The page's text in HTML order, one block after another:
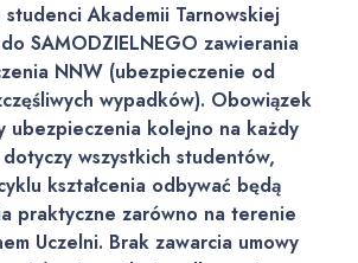
studenci Akademii Tarnowskiej
SAMODZIELNEGO zawierania
NNW (ubezpieczenie od
wypadków). Obowiązek
ubezpieczenia kolejno na każdy
wszystkich studentów,
kształcenia odbywać będą
praktyczne zarówno na terenie
Uczelni. Brak zawarcia umowy